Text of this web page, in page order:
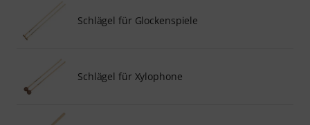
Schlägel für Glockenspiele
Schlägel für Xylophone